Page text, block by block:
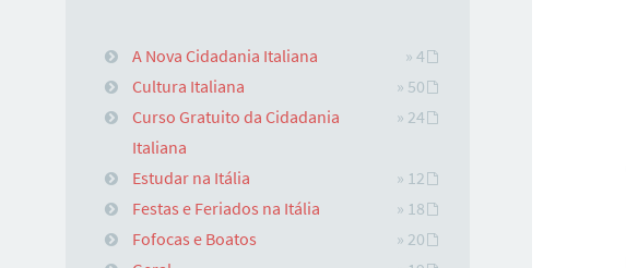
A Nova Cidadania Italiana
» 4
Cultura Italiana
» 50
Curso Gratuito da Cidadania
Italiana
» 24
Estudar na Itália
» 12
Festas e Feriados na Itália
» 18
Fofocas e Boatos
» 20